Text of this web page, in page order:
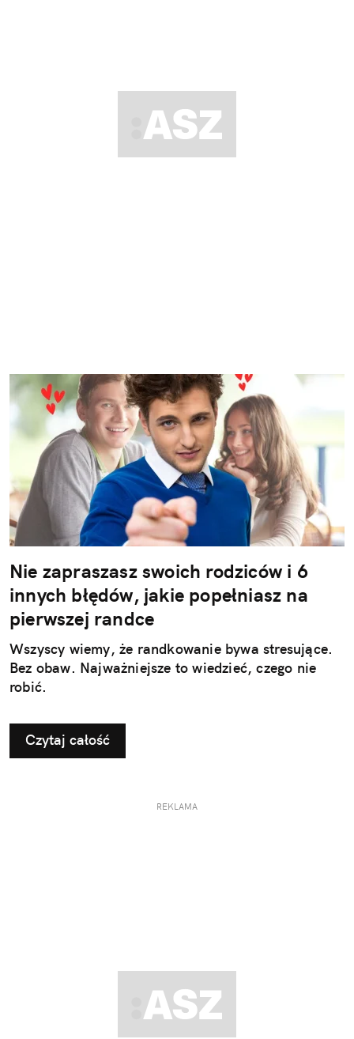
Nie zapraszasz swoich rodziców i 6
innych błędów, jakie popełniasz na
pierwszej randce
Wszyscy wiemy, że randkowanie bywa stresujące.
Bez obaw. Najważniejsze to wiedzieć, czego nie
robić.
Czytaj całość
REKLAMA